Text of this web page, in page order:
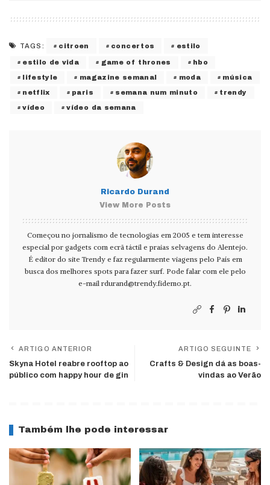
TAGS: citroen concertos estilo
estilo de vida game of thrones hbo
lifestyle magazine semanal moda música
netflix paris semana num minuto trendy
vídeo vídeo da semana
Ricardo Durand
View More Posts
Começou no jornalismo de tecnologias em 2005 e tem interesse
especial por gadgets com ecrã táctil e praias selvagens do Alentejo.
É editor do site Trendy e faz regularmente viagens pelo País em
busca dos melhores spots para fazer surf. Pode falar com ele pelo
e-mail rdurand@trendy.fidemo.pt.
ARTIGO ANTERIOR
Skyna Hotel reabre rooftop ao
público com happy hour de gin
ARTIGO SEGUINTE
Crafts & Design dá as boas-
vindas ao Verão
Também lhe pode interessar